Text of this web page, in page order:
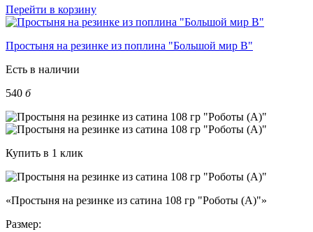
Перейти в корзину
Простыня на резинке из поплина "Большой мир В"
Есть в наличии
540 б
Купить в 1 клик
«Простыня на резинке из сатина 108 гр "Роботы (А)"»
Размер: